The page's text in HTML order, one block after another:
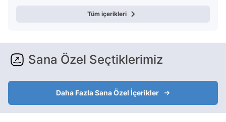
Tüm içerikleri
Sana Özel Seçtiklerimiz
Daha Fazla Sana Özel İçerikler